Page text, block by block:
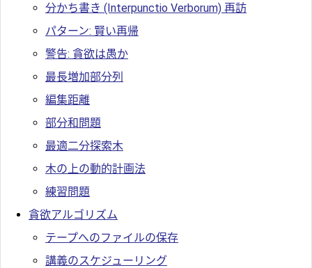
分かち書き (Interpunctio Verborum) 再訪
パターン: 賢い再帰
警告: 貪欲は愚か
最長増加部分列
編集距離
部分和問題
最適二分探索木
木の上の動的計画法
練習問題
貪欲アルゴリズム
テープへのファイルの保存
講義のスケジューリング